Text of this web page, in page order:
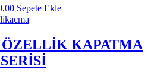
Şu
andaki
fiyat:
₺400,00.
Sepete Ekle
KAPATMA